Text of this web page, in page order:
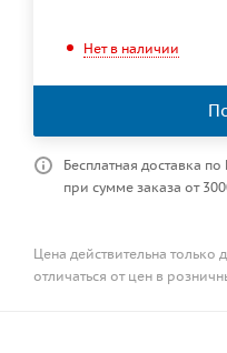
Нет в наличии
Бесплатная доставка
при сумме заказа от
Цена действительна только
отличаться от цен в